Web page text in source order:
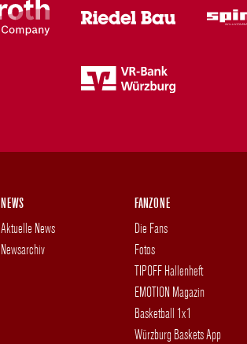
NEWS
Aktuelle News
Newsarchiv
FANZONE
Die Fans
Fotos
TIPOFF Hallenheft
EMOTION Magazin
Basketball 1x1
Würzburg Baskets App